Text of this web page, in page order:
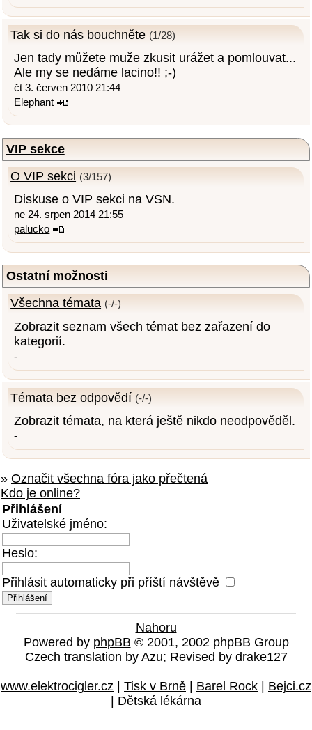
Tak si do nás bouchněte (1/28)
Jen tady můžete muže zkusit urážet a pomlouvat...
Ale my se nedáme lacino!! ;-)
čt 3. červen 2010 21:44
Elephant
VIP sekce
O VIP sekci (3/157)
Diskuse o VIP sekci na VSN.
ne 24. srpen 2014 21:55
palucko
Ostatní možnosti
Všechna témata (-/-)
Zobrazit seznam všech témat bez zařazení do
kategorií.
-
Témata bez odpovědí (-/-)
Zobrazit témata, na která ještě nikdo neodpověděl.
-
» Označit všechna fóra jako přečtená
Kdo je online?
Přihlášení
Uživatelské jméno:
Heslo:
Přihlásit automaticky při příští návštěvě
Nahoru
Powered by phpBB © 2001, 2002 phpBB Group
Czech translation by Azu; Revised by drake127
www.elektrocigler.cz | Tisk v Brně | Barel Rock | Bejci.cz
| Dětská lékárna